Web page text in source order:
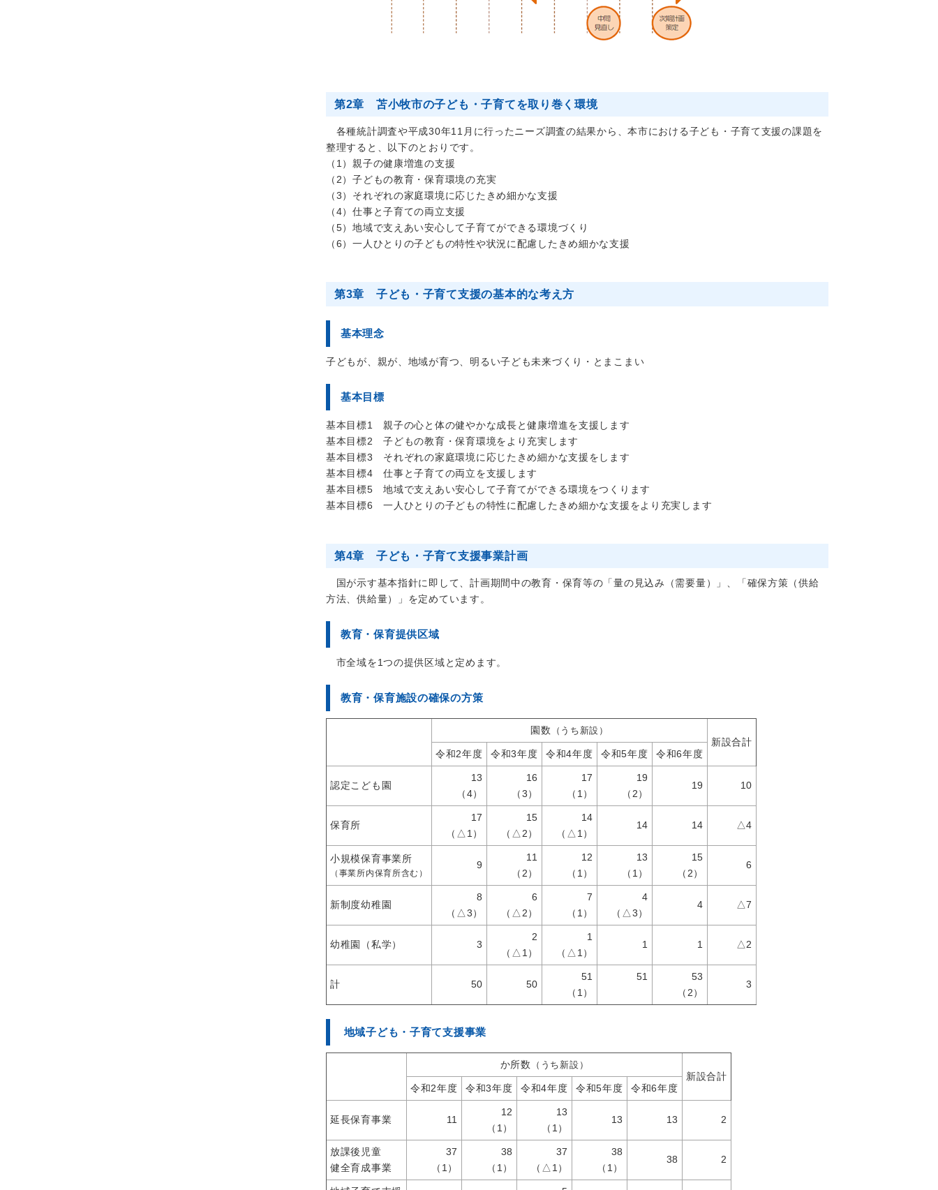
第2章 苫小牧市の子ども・子育てを取り巻く環境
各種統計調査や平成30年11月に行ったニーズ調査の結果から、本市における子ども・子育て支援の課題を
整理すると、以下のとおりです。
（1）親子の健康増進の支援
（2）子どもの教育・保育環境の充実
（3）それぞれの家庭環境に応じたきめ細かな支援
（4）仕事と子育ての両立支援
（5）地域で支えあい安心して子育てができる環境づくり
（6）一人ひとりの子どもの特性や状況に配慮したきめ細かな支援
第3章 子ども・子育て支援の基本的な考え方
基本理念
子どもが、親が、地域が育つ、明るい子ども未来づくり・とまこまい
基本目標
基本目標1 親子の心と体の健やかな成長と健康増進を支援します
基本目標2 子どもの教育・保育環境をより充実します
基本目標3 それぞれの家庭環境に応じたきめ細かな支援をします
基本目標4 仕事と子育ての両立を支援します
基本目標5 地域で支えあい安心して子育てができる環境をつくります
基本目標6 一人ひとりの子どもの特性に配慮したきめ細かな支援をより充実します
第4章 子ども・子育て支援事業計画
国が示す基本指針に即して、計画期間中の教育・保育等の「量の見込み（需要量）」、「確保方策（供給
方法、供給量）」を定めています。
教育・保育提供区域
市全域を1つの提供区域と定めます。
教育・保育施設の確保の方策
園数 （うち新設）
新設合計
令和2年度
令和3年度 令和4年度 令和5年度 令和6年度
認定こども園
13
（4）
16
（3）
17
（1）
19
（2）
19 10
保育所
17
（△1）
15
（△2）
14
（△1）
14 14 △4
小規模保育事業所
（事業所内保育所含む）
9
11
（2）
12
（1）
13
（1）
15
（2）
6
新制度幼稚園
8
（△3）
6
（△2）
7
（1）
4
（△3）
4 △7
幼稚園（私学） 3
2
（△1）
1
（△1）
1 1 △2
計 50 50
51
（1）
51
53
（2）
3
地域子ども・子育て支援事業
か所数 （うち新設）
新設合計
令和2年度
令和3年度 令和4年度 令和5年度 令和6年度
延長保育事業 11
12
（1）
13
（1）
13 13 2
放課後児童
健全育成事業
37
（1）
38
（1）
37
（△1）
38
（1）
38 2